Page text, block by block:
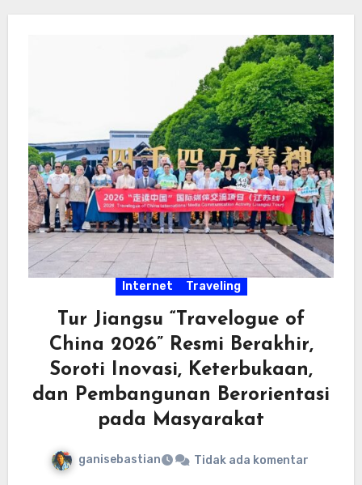
Internet Traveling
Tur Jiangsu “Travelogue of
China 2026” Resmi Berakhir,
Soroti Inovasi, Keterbukaan,
dan Pembangunan Berorientasi
pada Masyarakat
ganisebastian Tidak ada komentar